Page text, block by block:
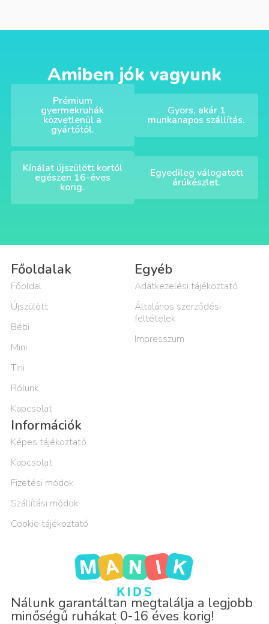
Amiben jók vagyunk
Prémium
gyermekruhák
közvetlenül a
gyártótól.
Gyors, akár 1
munkanapos szállítás.
Kínálat újszülött kortól
egészen 16-éves
korig.
Egyedileg válogatott
árúkészlet.
Nálunk garantáltan megtalálja a legjobb
minőségű ruhákat 0-16 éves korig!
Főoldalak
Főoldal
Újszülött
Bébi
Mini
Tini
Rólunk
Kapcsolat
Egyéb
Adatkezelési tájékoztató
Általános szerződési
feltételek
Impresszum
Információk
Képes tájékoztató
Kapcsolat
Fizetési módok
Szállítási módok
Cookie tájékoztató